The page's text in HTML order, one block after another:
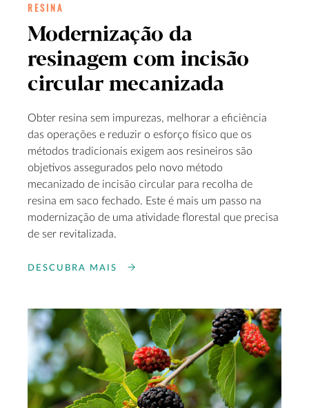
RESINA
Modernização da
resinagem com incisão
circular mecanizada
Obter resina sem impurezas, melhorar a eficiência
das operações e reduzir o esforço físico que os
métodos tradicionais exigem aos resineiros são
objetivos assegurados pelo novo método
mecanizado de incisão circular para recolha de
resina em saco fechado. Este é mais um passo na
modernização de uma atividade florestal que precisa
de ser revitalizada.
DESCUBRA MAIS